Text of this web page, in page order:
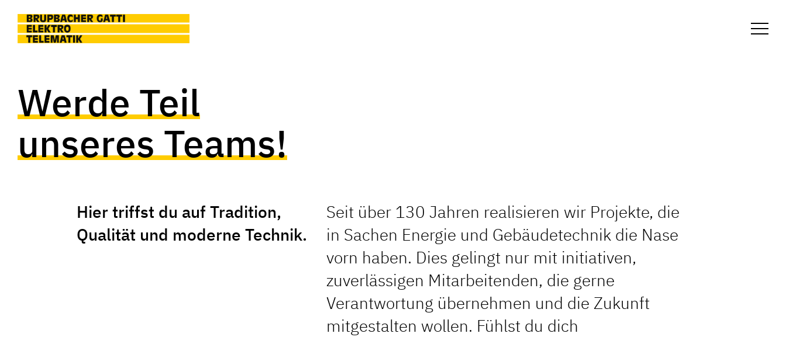
Werde Teil
unseres Teams!
Hier triffst du auf Tradition,
Qualität und moderne Technik.
Seit über 130 Jahren realisieren wir Projekte, die
in Sachen Energie und Gebäudetechnik die Nase
vorn haben. Dies gelingt nur mit initiativen,
zuverlässigen Mitarbeitenden, die gerne
Verantwortung übernehmen und die Zukunft
mitgestalten wollen. Fühlst du dich